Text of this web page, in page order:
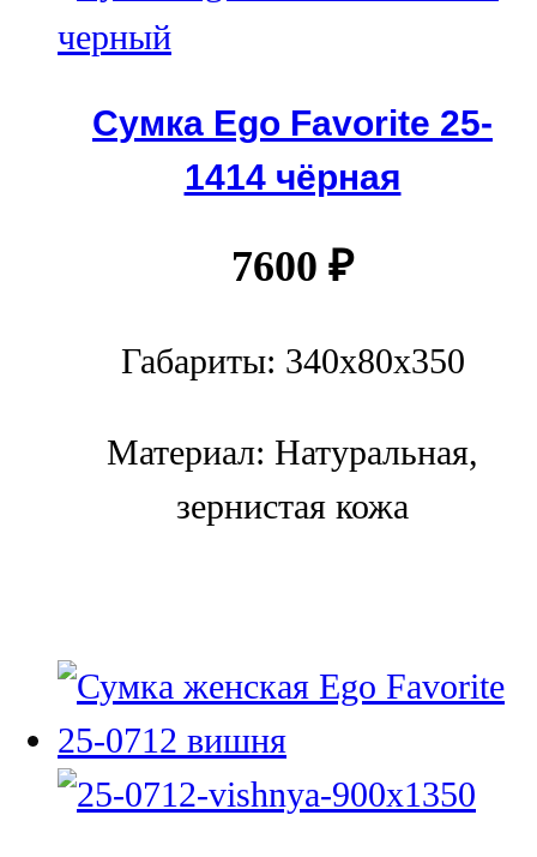
Сумка Ego Favorite 25-
1414 чёрная
7600 ₽
Габариты: 340х80х350
Материал: Натуральная,
зернистая кожа